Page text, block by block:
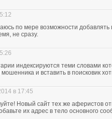
по мере возможности
не сразу.
индексируются теми словами
и вставить в поисковик
в 17:45
Новый сайт тех же аферистов
их адрес в тело основного